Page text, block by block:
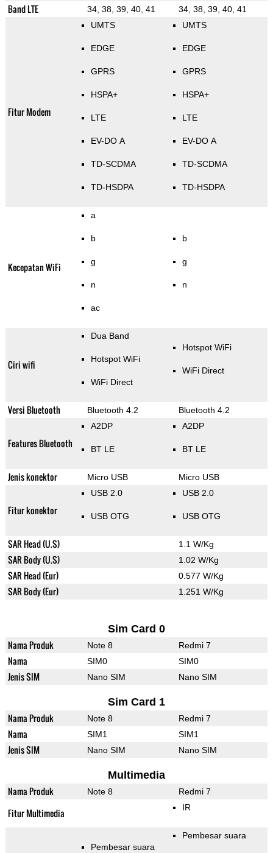
Band LTE 34, 38, 39, 40, 41 34, 38, 39, 40, 41
Fitur Modem
UMTS
EDGE
GPRS
HSPA+
LTE
EV-DO A
TD-SCDMA
TD-HSDPA
UMTS
EDGE
GPRS
HSPA+
LTE
EV-DO A
TD-SCDMA
TD-HSDPA
Kecepatan WiFi
a
b
g
n
ac
b
g
n
Ciri wifi
Dua Band
Hotspot WiFi
WiFi Direct
Hotspot WiFi
WiFi Direct
Versi Bluetooth Bluetooth 4.2 Bluetooth 4.2
Features Bluetooth
A2DP
BT LE
A2DP
BT LE
Jenis konektor Micro USB Micro USB
Fitur konektor
USB 2.0
USB OTG
USB 2.0
USB OTG
SAR Head (U.S) 1.1 W/Kg
SAR Body (U.S) 1.02 W/Kg
SAR Head (Eur) 0.577 W/Kg
SAR Body (Eur) 1.251 W/Kg
Sim Card 0
Nama Produk Note 8 Redmi 7
Nama SIM0 SIM0
Jenis SIM Nano SIM Nano SIM
Sim Card 1
Nama Produk Note 8 Redmi 7
Nama SIM1 SIM1
Jenis SIM Nano SIM Nano SIM
Multimedia
Nama Produk Note 8 Redmi 7
Fitur Multimedia IR
Pembesar suara
Pembesar suara